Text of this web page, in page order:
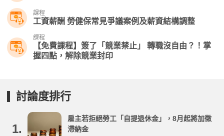
課程
工資薪酬 勞健保常見爭議案例及薪資結構調整
課程
【免費課程】簽了「競業禁止」 轉職沒自由？！掌
握四點，解除競業封印
討論度排行
1.
雇主若拒絕勞工「自提退休金」，8月起將加徵
滯納金